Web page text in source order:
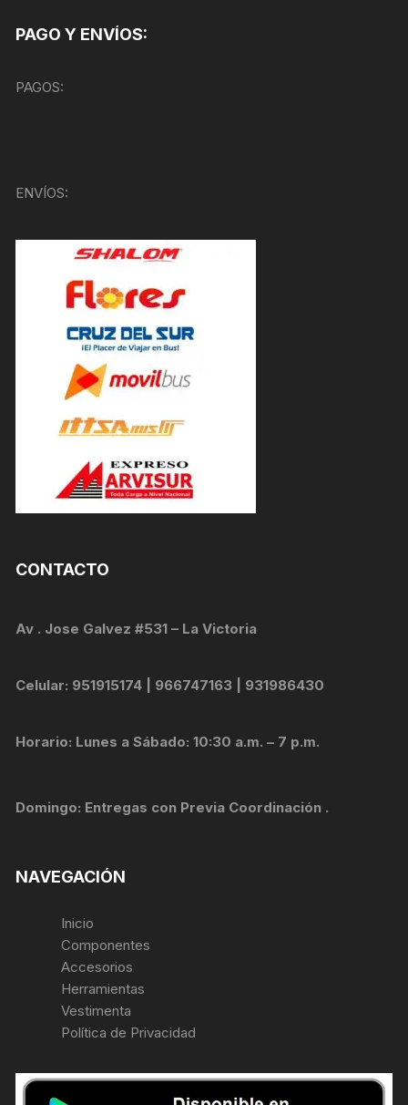
PAGO Y ENVÍOS:
PAGOS:
ENVÍOS:
CONTACTO
Av . Jose Galvez #531 – La Victoria
Celular: 951915174 | 966747163 | 931986430
Horario: Lunes a Sábado: 10:30 a.m. – 7 p.m.
Domingo: Entregas con Previa Coordinación .
NAVEGACIÓN
Inicio
Componentes
Accesorios
Herramientas
Vestimenta
Política de Privacidad